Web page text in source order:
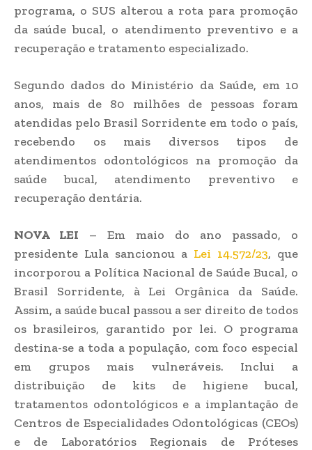
programa, o SUS alterou a rota para promoção
da saúde bucal, o atendimento preventivo e a
recuperação e tratamento especializado.
Segundo dados do Ministério da Saúde, em 10
anos, mais de 80 milhões de pessoas foram
atendidas pelo Brasil Sorridente em todo o país,
recebendo os mais diversos tipos de
atendimentos odontológicos na promoção da
saúde bucal, atendimento preventivo e
recuperação dentária.
NOVA LEI – Em maio do ano passado, o
presidente Lula sancionou a Lei 14.572/23, que
incorporou a Política Nacional de Saúde Bucal, o
Brasil Sorridente, à Lei Orgânica da Saúde.
Assim, a saúde bucal passou a ser direito de todos
os brasileiros, garantido por lei. O programa
destina-se a toda a população, com foco especial
em grupos mais vulneráveis. Inclui a
distribuição de kits de higiene bucal,
tratamentos odontológicos e a implantação de
Centros de Especialidades Odontológicas (CEOs)
e de Laboratórios Regionais de Próteses